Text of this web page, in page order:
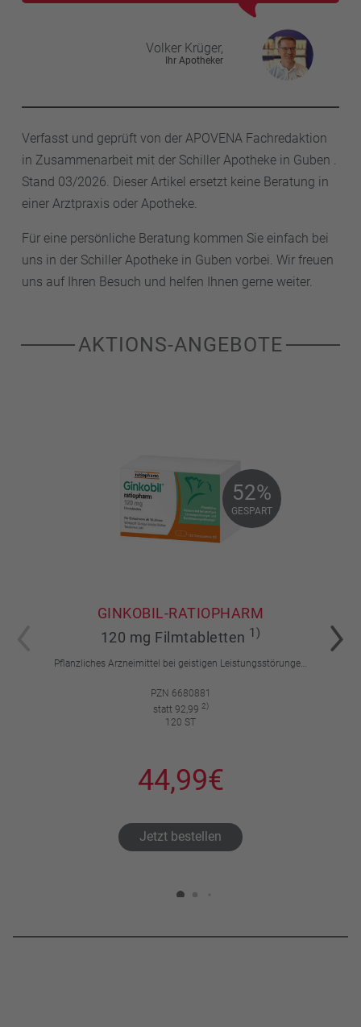
Volker Krüger,
Ihr Apotheker
Verfasst und geprüft von der APOVENA Fachredaktion
in Zusammenarbeit mit der Schiller Apotheke in Guben .
Stand 03/2026. Dieser Artikel ersetzt keine Beratung in
einer Arztpraxis oder Apotheke.
Für eine persönliche Beratung kommen Sie einfach bei
uns in der Schiller Apotheke in Guben vorbei. Wir freuen
uns auf Ihren Besuch und helfen Ihnen gerne weiter.
AKTIONS-ANGEBOTE
52%
GESPART
52%
GESPART
GINKOBIL-RATIOPHARM
120 mg Filmtabletten 1)
PZN 6680881
statt 92,99 2)
120 ST
44,99€
Jetzt bestellen